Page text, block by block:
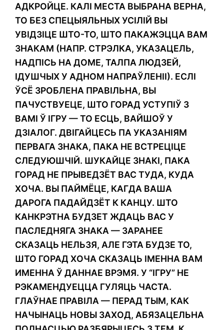
АДКРОЙЦЕ. КАЛІ МЕСТА ВЫБРАНА ВЕРНА,
ТО БЕЗ СПЕЦЫЯЛЬНЫХ УСІЛІЙ ВЫ
УВІДЗІЦЕ ШТО-ТО, ШТО ПАКАЖЭЦЦА ВАМ
ЗНАКАМ (НАПР. СТРЭЛКА, УКАЗАЦЕЛЬ,
НАДПІСЬ НА ДОМЕ, ТАЛПА ЛЮДЗЕЙ,
ІДУШЧЫХ У АДНОМ НАПРАЎЛЕНІІ). ЕСЛІ
ЎСЁ ЗРОБЛЕНА ПРАВІЛЬНА, ВЫ
ПАЧУСТВУЕЦЕ, ШТО ГОРАД УСТУПІЎ З
ВАМІ Ў ІГРУ — ТО ЕСЦЬ, ВАЙШОЎ У
ДЗІАЛОГ. ДВІГАЙЦЕСЬ ПА УКАЗАНІЯМ
ПЕРВАГА ЗНАКА, ПАКА НЕ ВСТРЕЦІЦЕ
СЛЕДУЮШЧІЙ. ШУКАЙЦЕ ЗНАКІ, ПАКА
ГОРАД НЕ ПРЫВЕДЗЁТ ВАС ТУДА, КУДА
ХОЧА. ВЫ ПАЙМЁЦЕ, КАГДА ВАША
ДАРОГА ПАДАЙДЗЁТ К КАНЦУ. ШТО
КАНКРЭТНА БУДЗЕТ ЖДАЦЬ ВАС У
ПАСЛЕДНЯГА ЗНАКА — ЗАРАНЕЕ
СКАЗАЦЬ НЕЛЬЗЯ, АЛЕ ГЭТА БУДЗЕ ТО,
ШТО ГОРАД ХОЧА СКАЗАЦЬ ІМЕННА ВАМ
ИМЕННА Ў ДАННАЕ ВРЭМЯ. У “ІГРУ” НЕ
РЭКАМЕНДУЕЦЦА ГУЛЯЦЬ ЧАСТА.
ГЛАЎНАЕ ПРАВІЛА — ПЕРАД ТЫМ, КАК
НАЧЫНАЦЬ НОВЫ ЗАХОД, АБЯЗАЦЕЛЬНА